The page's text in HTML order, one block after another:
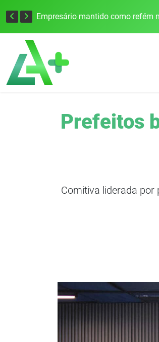
Empresário mantido como refém
Prefeitos
Comitiva liderada por